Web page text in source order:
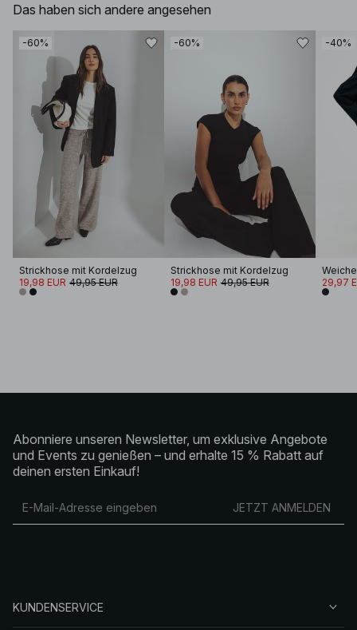
Das haben sich andere angesehen
-60%
Strickhose mit Kordelzug
19,98 EUR 49,95 EUR
-60%
Strickhose mit Kordelzug
19,98 EUR 49,95 EUR
-40%
29,97
Abonniere unseren Newsletter, um exklusive Angebote
und Events zu genießen – und erhalte 15 % Rabatt auf
deinen ersten Einkauf!
JETZT ANMELDEN
KUNDENSERVICE